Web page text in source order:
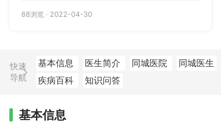
88浏览 · 2022-04-30
快速
导航
基本信息 医生简介 同城医院
同城医生
疾病百科
知识问答
基本信息